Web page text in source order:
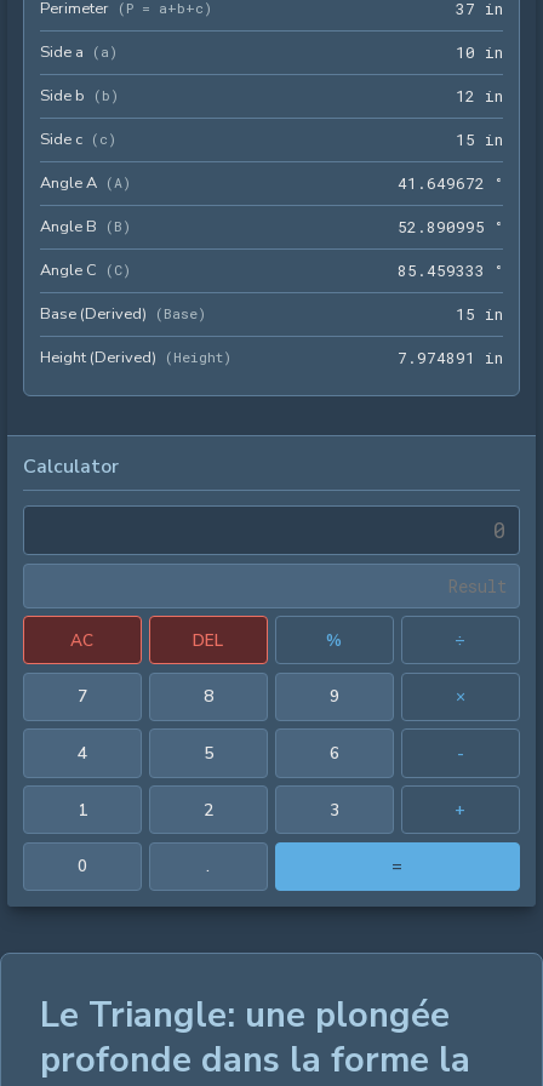
Perimeter ( P = a+b+c ) 37 in
Side a ( a ) 10 in
Side b ( b ) 12 in
Side c ( c ) 1 5 in
Angle A ( A ) 41 .649672 °
Angle B ( B ) 52 . 890995 °
Angle C ( C) 85 .459333 °
Base (Derived) ( Base) 1 5 in
Height (Derived) ( Height) 7 . 974891 in
Calculator
AC DEL % ÷
7 8 9 ×
4 5 6 -
1 2 3 +
0 . =
Le Triangle: une plongée
profonde dans la forme la